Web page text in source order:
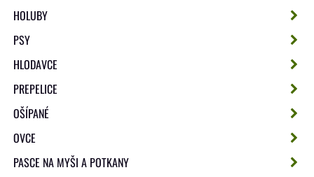
HOLUBY
PSY
HLODAVCE
PREPELICE
OŠÍPANÉ
OVCE
PASCE NA MYŠI A POTKANY